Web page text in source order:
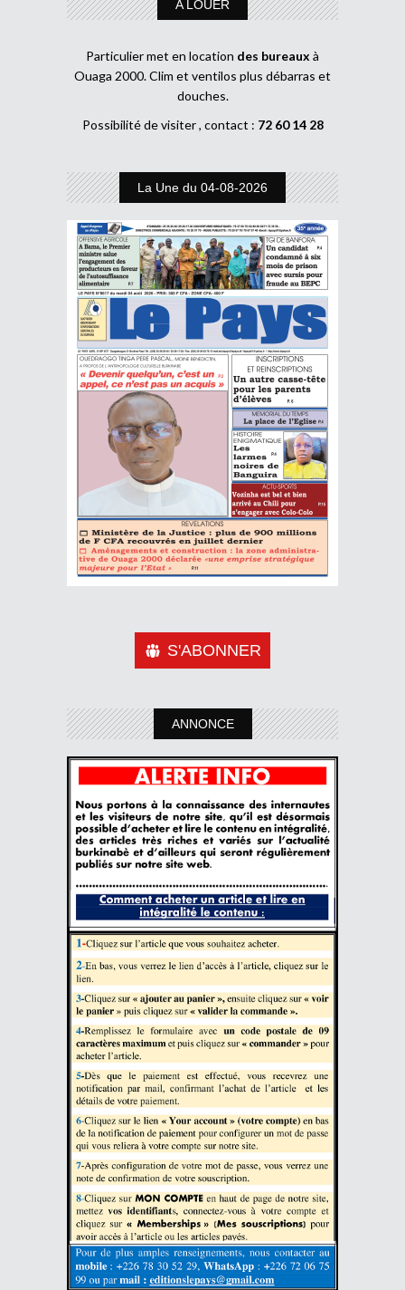
A LOUER
Particulier met en location des bureaux à
Ouaga 2000. Clim et ventilos plus débarras et
douches.
Possibilité de visiter , contact : 72 60 14 28
La Une du 04-08-2026
S'ABONNER
ANNONCE